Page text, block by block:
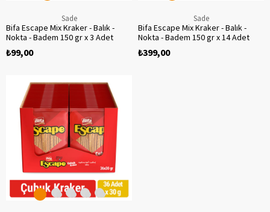
Sade
Bifa Escape Mix Kraker - Balık -
Nokta - Badem 150 gr x 3 Adet
₺99,00
Sade
Bifa Escape Mix Kraker - Balık -
Nokta - Badem 150 gr x 14 Adet
₺399,00
‹
›